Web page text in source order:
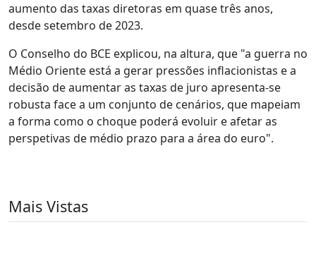
aumento das taxas diretoras em quase três anos,
desde setembro de 2023.
O Conselho do BCE explicou, na altura, que "a guerra no
Médio Oriente está a gerar pressões inflacionistas e a
decisão de aumentar as taxas de juro apresenta-se
robusta face a um conjunto de cenários, que mapeiam
a forma como o choque poderá evoluir e afetar as
perspetivas de médio prazo para a área do euro".
Mais Vistas